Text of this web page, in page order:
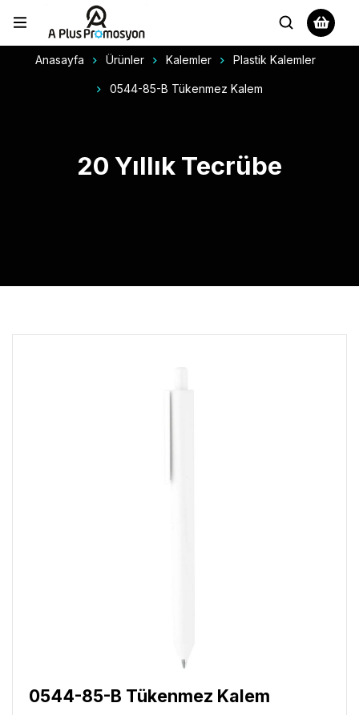
Anasayfa Ürünler Kalemler Plastik Kalemler
0544-85-B Tükenmez Kalem
20 Yıllık Tecrübe
0544-85-B Tükenmez Kalem